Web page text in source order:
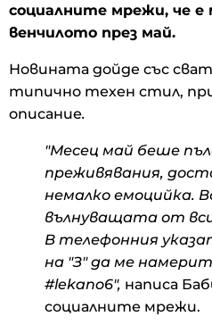
социалните мрежи, че е
венчилото през май.
Новината дойде със
типично техен стил,
описание.
"Месец май беше
преживявания,
немалко емоцийка.
вълнуващата от
В телефонния
на "З" да ме
#lekano6", написа
социалните мрежи.